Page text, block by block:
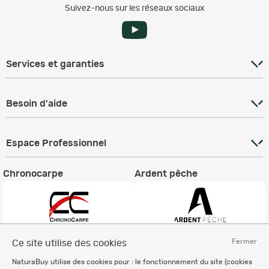
Fermer
Ce site utilise des cookies
NaturaBuy utilise des cookies pour : le fonctionnement du site (cookies
Suivez-nous sur les réseaux sociaux
Services et garanties
Besoin d'aide
Espace Professionnel
Chronocarpe Ardent pêche